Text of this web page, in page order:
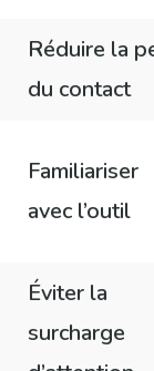
Réduire la
du contact
Familiariser
avec l’outil
Éviter la
surcharge